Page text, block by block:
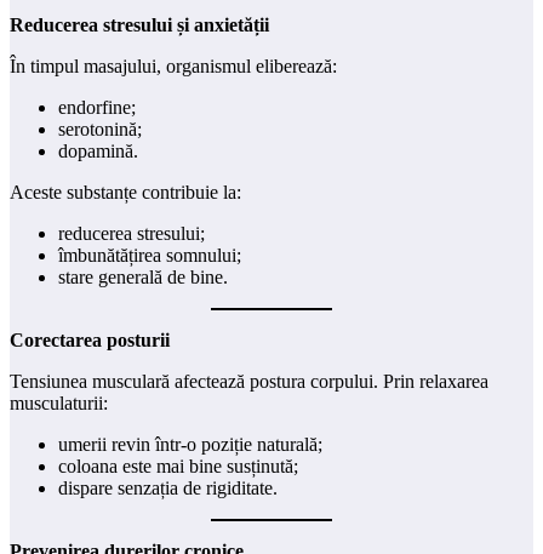
Reducerea stresului și anxietății
În timpul masajului, organismul eliberează:
endorfine;
serotonină;
dopamină.
Aceste substanțe contribuie la:
reducerea stresului;
îmbunătățirea somnului;
stare generală de bine.
Corectarea posturii
Tensiunea musculară afectează postura corpului. Prin relaxarea
musculaturii:
umerii revin într-o poziție naturală;
coloana este mai bine susținută;
dispare senzația de rigiditate.